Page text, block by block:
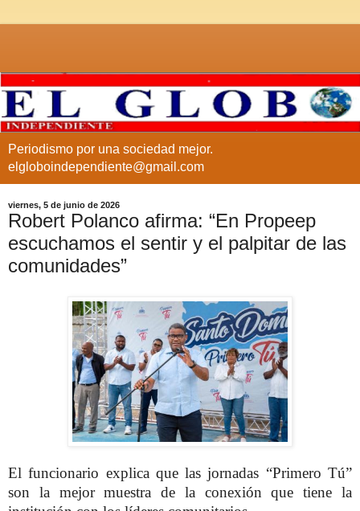
Periodismo por una sociedad mejor.
elgloboindependiente@gmail.com
viernes, 5 de junio de 2026
Robert Polanco afirma: “En Propeep
escuchamos el sentir y el palpitar de las
comunidades”
El funcionario explica que las jornadas “Primero Tú”
son la mejor muestra de la conexión que tiene la